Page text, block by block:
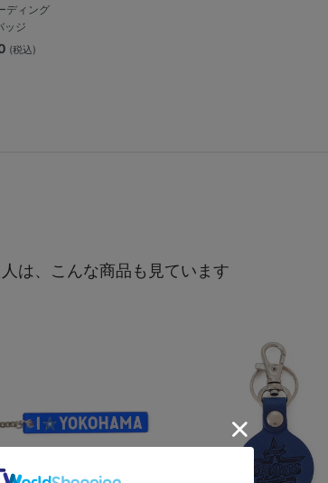
ディング
ッジ
(税込)
は、こんな商品も見ています